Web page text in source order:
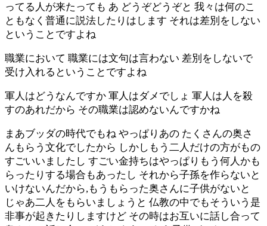
ってる人が来たっても あ どうぞどうぞと 我々は何のこ
ともなく普通に説法したりはします それは差別をしない
ということですよね
職業において 職業には文句は言わない 差別をしないで
受け入れるということですよね
軍人はどうなんですか 軍人はダメでしょ 軍人は人を殺
すのあれだから その職業は認めないんですかね
まあブッダの時代でもね やっぱりあの たくさんの奥さ
んもらう文化でしたから しかしもう二人だけの方がもの
すごいいましたし すごい金持ちはやっぱりもう何人かも
らったりする場合もあったし それから子孫を作らないと
いけないんだから,もうもらった奥さんに子供がないと
じゃあ二人をもらいましょうと 仏教の中でもそういう是
非事が起きたりしますけど その時はお互いに話し合って